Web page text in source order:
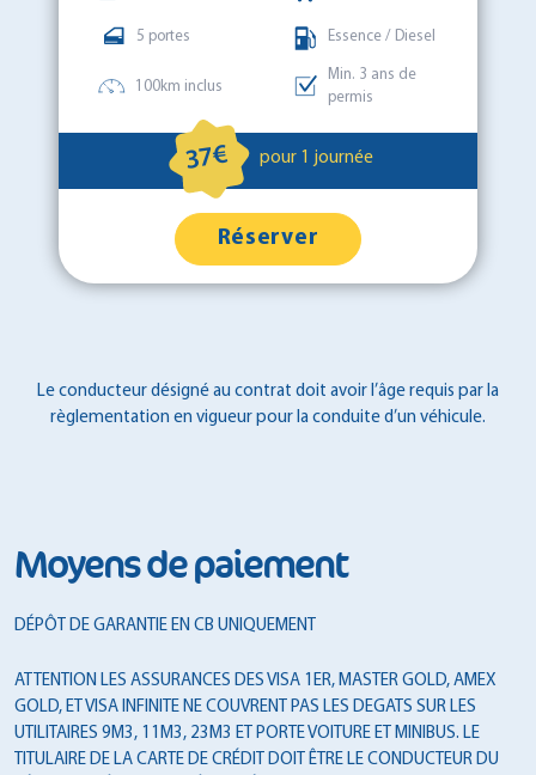
5 portes Essence / Diesel
100km inclus
Min. 3 ans de
permis
37€ pour 1 journée
Réserver
Le conducteur désigné au contrat doit avoir l’âge requis par la
règlementation en vigueur pour la conduite d’un véhicule.
Moyens de paiement
DÉPÔT DE GARANTIE EN CB UNIQUEMENT
ATTENTION LES ASSURANCES DES VISA 1ER, MASTER GOLD, AMEX
GOLD, ET VISA INFINITE NE COUVRENT PAS LES DEGATS SUR LES
UTILITAIRES 9M3, 11M3, 23M3 ET PORTE VOITURE ET MINIBUS. LE
TITULAIRE DE LA CARTE DE CRÉDIT DOIT ÊTRE LE CONDUCTEUR DU